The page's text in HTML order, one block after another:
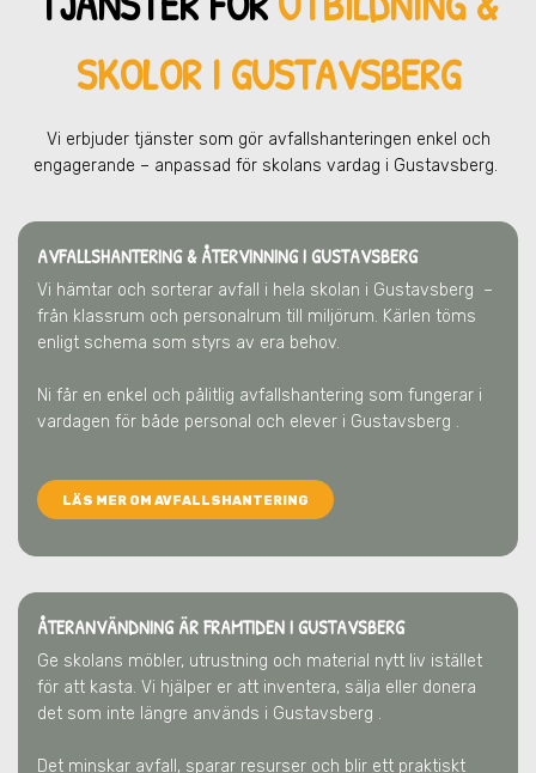
SKOLOR I GUSTAVSBERG
Vi erbjuder tjänster som gör avfallshanteringen enkel och
engagerande – anpassad för skolans vardag i Gustavsberg.
AVFALLSHANTERING & ÅTERVINNINGI GUSTAVSBERG
Vi hämtar och sorterar avfall i hela skolan i Gustavsberg –
från klassrum och personalrum till miljörum. Kärlen töms
enligt schema som styrs av era behov.
Ni får en enkel och pålitlig avfallshantering som fungerar i
vardagen för både personal och elever i Gustavsberg .
LÄS MER OM AVFALLSHANTERING
ÅTERANVÄNDNING ÄR FRAMTIDENI GUSTAVSBERG
Ge skolans möbler, utrustning och material nytt liv istället
för att kasta. Vi hjälper er att inventera, sälja eller donera
det som inte längre används i Gustavsberg .
Det minskar avfall, sparar resurser och blir ett praktiskt